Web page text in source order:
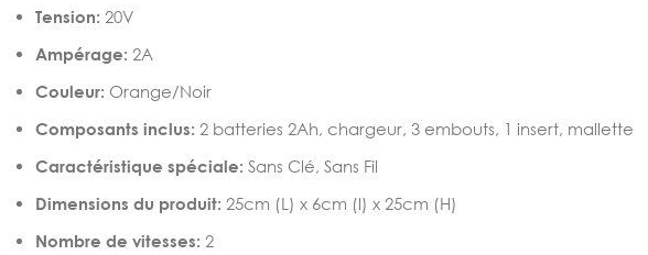
Tension: 20V
Ampérage: 2A
Couleur: Orange/Noir
Composants inclus: 2 batteries 2Ah, chargeur, 3 embouts, 1 insert, mallette
Caractéristique spéciale: Sans Clé, Sans Fil
Dimensions du produit: 25cm (L) x 6cm (l) x 25cm (H)
Nombre de vitesses: 2